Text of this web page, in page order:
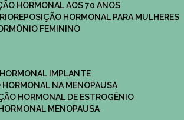
HORMONAL AOS 70 ANOS
REPOSIÇÃO HORMONAL PARA MULHERES
FEMININO
HORMONAL IMPLANTE
HORMONAL NA MENOPAUSA
HORMONAL DE ESTROGÊNIO
HORMONAL MENOPAUSA